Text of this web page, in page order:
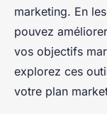
marketing. En
pouvez
vos objectifs
explorez ces
votre plan